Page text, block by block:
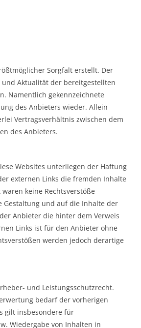
Sorgfalt erstellt. Der
Aktualität der bereitgestellten
Namentlich gekennzeichnete
des Anbieters wieder. Allein
Vertragsverhältnis zwischen dem
des Anbieters.
Websites unterliegen der Haftung
externen Links die fremden Inhalte
keine Rechtsverstöße
und auf die Inhalte der
Anbieter die hinter dem Verweis
Links ist für den Anbieter ohne
werden jedoch derartige
und Leistungsschutzrecht.
bedarf der vorherigen
gilt insbesondere für
Wiedergabe von Inhalten in